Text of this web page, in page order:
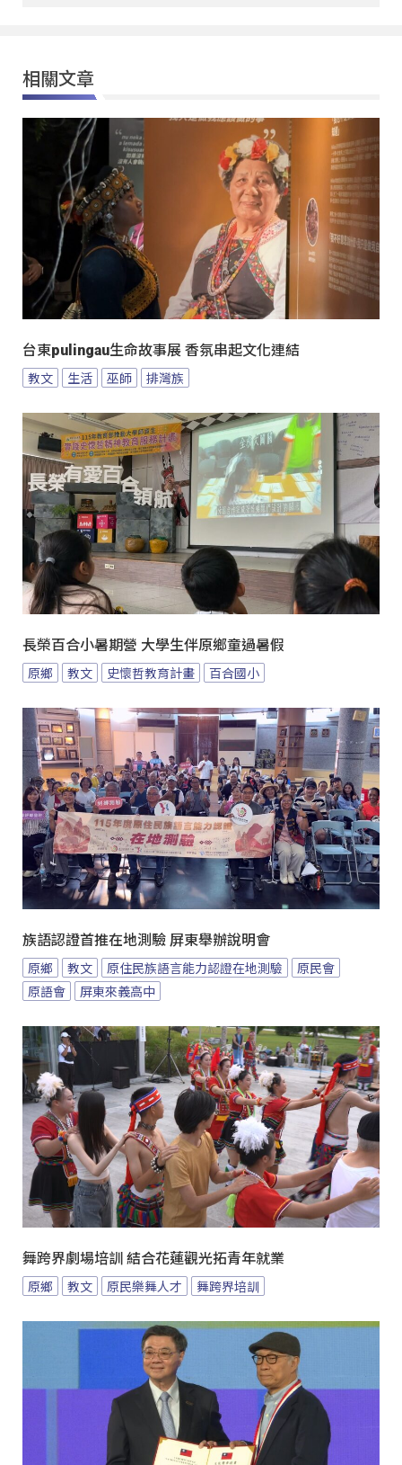
相關文章
台東pulingau生命故事展 香氛串起文化連結
教文 生活 巫師 排灣族
長榮百合小暑期營 大學生伴原鄉童過暑假
原鄉 教文 史懷哲教育計畫 百合國小
族語認證首推在地測驗 屏東舉辦說明會
原鄉 教文 原住民族語言能力認證在地測驗
原民會
原語會
屏東來義高中
舞跨界劇場培訓 結合花蓮觀光拓青年就業
原鄉 教文 原民樂舞人才 舞跨界培訓